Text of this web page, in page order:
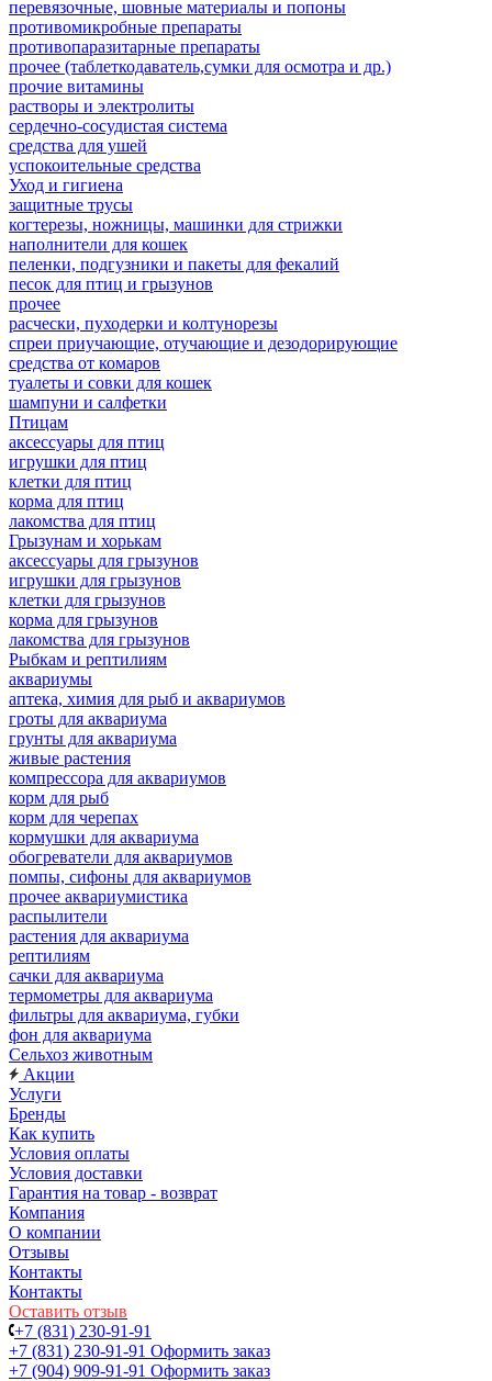
перевязочные, шовные материалы и попоны
противомикробные препараты
противопаразитарные препараты
прочее (таблеткодаватель,сумки для осмотра и др.)
прочие витамины
растворы и электролиты
сердечно-сосудистая система
средства для ушей
успокоительные средства
Уход и гигиена
защитные трусы
когтерезы, ножницы, машинки для стрижки
наполнители для кошек
пеленки, подгузники и пакеты для фекалий
песок для птиц и грызунов
прочее
расчески, пуходерки и колтунорезы
спреи приучающие, отучающие и дезодорирующие
средства от комаров
туалеты и совки для кошек
шампуни и салфетки
Птицам
аксессуары для птиц
игрушки для птиц
клетки для птиц
корма для птиц
лакомства для птиц
Грызунам и хорькам
аксессуары для грызунов
игрушки для грызунов
клетки для грызунов
корма для грызунов
лакомства для грызунов
Рыбкам и рептилиям
аквариумы
аптека, химия для рыб и аквариумов
гроты для аквариума
грунты для аквариума
живые растения
компрессора для аквариумов
корм для рыб
корм для черепах
кормушки для аквариума
обогреватели для аквариумов
помпы, сифоны для аквариумов
прочее аквариумистика
распылители
растения для аквариума
рептилиям
сачки для аквариума
термометры для аквариума
фильтры для аквариума, губки
фон для аквариума
Сельхоз животным
Акции
Услуги
Бренды
Как купить
Условия оплаты
Условия доставки
Гарантия на товар - возврат
Компания
О компании
Отзывы
Контакты
Контакты
Оставить отзыв
+7 (831) 230-91-91
+7 (831) 230-91-91 Оформить заказ
+7 (904) 909-91-91 Оформить заказ